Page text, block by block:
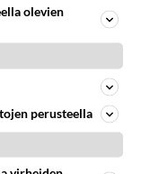
kriisin-
olevien
perusteella